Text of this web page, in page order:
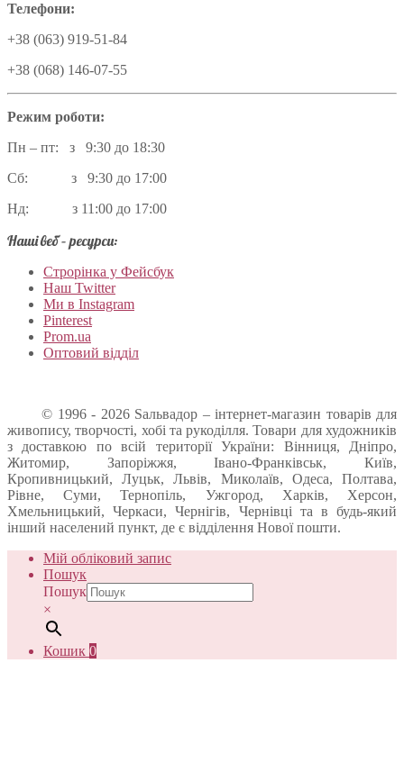
Телефони:
+38 (063) 919-51-84
+38 (068) 146-07-55
Режим роботи:
Пн – пт: з 9:30 до 18:30
Сб: з 9:30 до 17:00
Нд: з 11:00 до 17:00
Наші веб – ресурси:
Строрінка у Фейсбук
Наш Twitter
Ми в Instagram
Pinterest
Prom.ua
Оптовий відділ
© 1996 - 2026 Sальвадор – інтернет-магазин товарів для
живопису, творчості, хобі та рукоділля. Товари для художників
з доставкою по всій території України: Вінниця, Дніпро,
Житомир, Запоріжжя, Івано-Франківськ, Київ,
Кропивницький, Луцьк, Львів, Миколаїв, Одеса, Полтава,
Рівне, Суми, Тернопіль, Ужгород, Харків, Херсон,
Хмельницький, Черкаси, Чернігів, Чернівці та в будь-який
інший населений пункт, де є відділення Нової пошти.
Мій обліковий запис
Пошук
Пошук
×
Кошик 0